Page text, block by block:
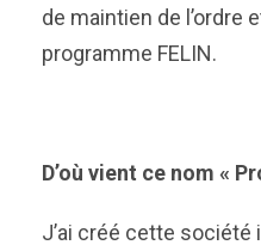
de maintien de l’ordre
programme FELIN.
D’où vient ce nom «
J’ai créé cette société